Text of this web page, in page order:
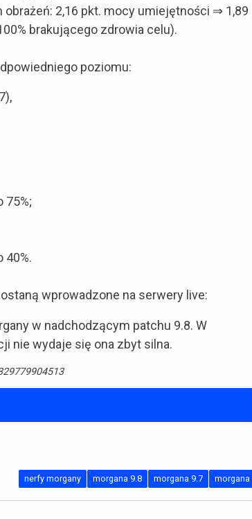
2,16 pkt. mocy umiejętności ⇒ 1,89
brakującego zdrowia celu).
poziomu:
75%;
40%.
wprowadzone na serwery live:
w nadchodzącym patchu 9.8. W
nie wydaje się ona zbyt silna.
morgana
morgana 9.7
morgana 9.8
nerfy morgany